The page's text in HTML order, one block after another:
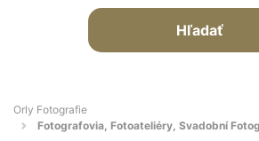
Hľadať
Orly Fotografie
Fotografovia, Fotoateliéry, Svadobní